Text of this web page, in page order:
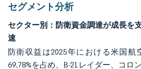
セグメント分析
セクター別：防衛資金調達が成長を
速
防衛収益は2025年における米国航
69.78%を占め、B-21レイダー、コロ